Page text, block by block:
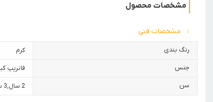
مشخصات محصول
مشخصات فنی
رنگ بندی کرم
جنس فانریپ
سن 2 سال ,3 سال